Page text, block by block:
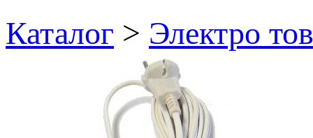
Каталог > Электро